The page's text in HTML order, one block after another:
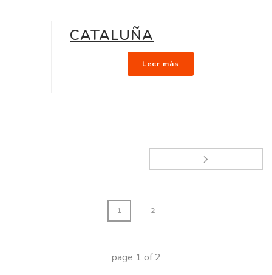
CATALUÑA
Leer más
1 2
page 1 of2